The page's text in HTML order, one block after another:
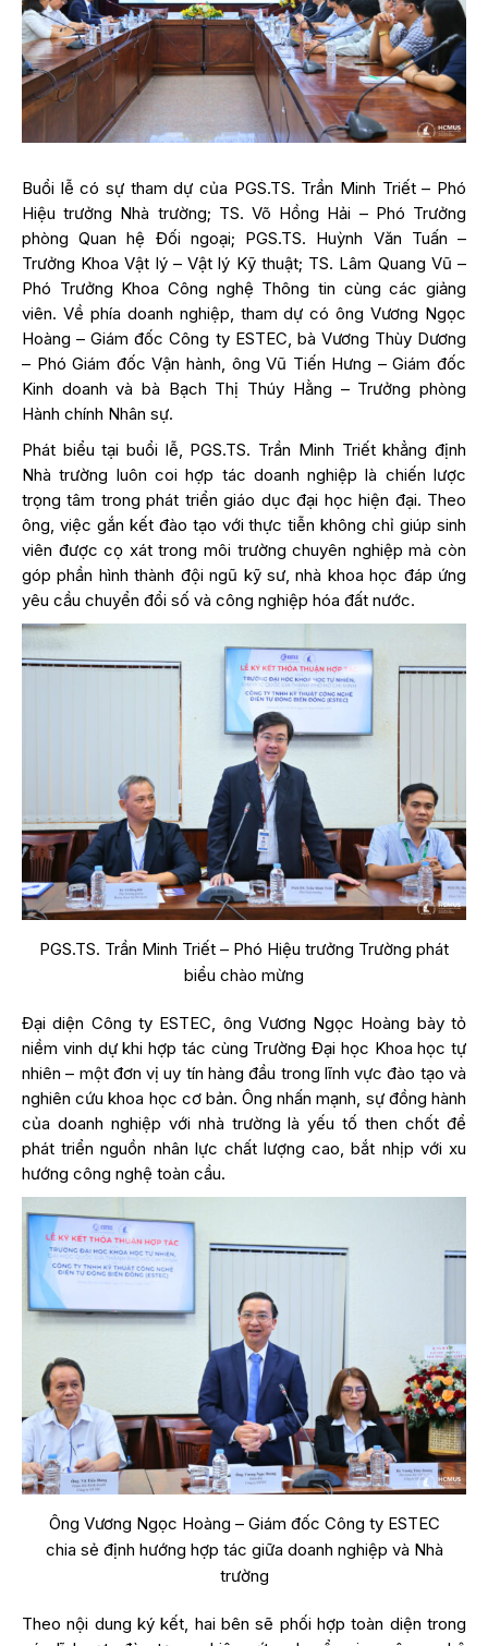
Buổi lễ có sự tham dự của PGS.TS. Trần Minh Triết – Phó
Hiệu trưởng Nhà trường; TS. Võ Hồng Hải – Phó Trưởng
phòng Quan hệ Đối ngoại; PGS.TS. Huỳnh Văn Tuấn –
Trưởng Khoa Vật lý – Vật lý Kỹ thuật; TS. Lâm Quang Vũ –
Phó Trưởng Khoa Công nghệ Thông tin cùng các giảng
viên. Về phía doanh nghiệp, tham dự có ông Vương Ngọc
Hoàng – Giám đốc Công ty ESTEC, bà Vương Thùy Dương
– Phó Giám đốc Vận hành, ông Vũ Tiến Hưng – Giám đốc
Kinh doanh và bà Bạch Thị Thúy Hằng – Trưởng phòng
Hành chính Nhân sự.
Phát biểu tại buổi lễ, PGS.TS. Trần Minh Triết khẳng định
Nhà trường luôn coi hợp tác doanh nghiệp là chiến lược
trọng tâm trong phát triển giáo dục đại học hiện đại. Theo
ông, việc gắn kết đào tạo với thực tiễn không chỉ giúp sinh
viên được cọ xát trong môi trường chuyên nghiệp mà còn
góp phần hình thành đội ngũ kỹ sư, nhà khoa học đáp ứng
yêu cầu chuyển đổi số và công nghiệp hóa đất nước.
PGS.TS. Trần Minh Triết – Phó Hiệu trưởng Trường phát
biểu chào mừng
Đại diện Công ty ESTEC, ông Vương Ngọc Hoàng bày tỏ
niềm vinh dự khi hợp tác cùng Trường Đại học Khoa học tự
nhiên – một đơn vị uy tín hàng đầu trong lĩnh vực đào tạo và
nghiên cứu khoa học cơ bản. Ông nhấn mạnh, sự đồng hành
của doanh nghiệp với nhà trường là yếu tố then chốt để
phát triển nguồn nhân lực chất lượng cao, bắt nhịp với xu
hướng công nghệ toàn cầu.
Ông Vương Ngọc Hoàng – Giám đốc Công ty ESTEC
chia sẻ định hướng hợp tác giữa doanh nghiệp và Nhà
trường
Theo nội dung ký kết, hai bên sẽ phối hợp toàn diện trong